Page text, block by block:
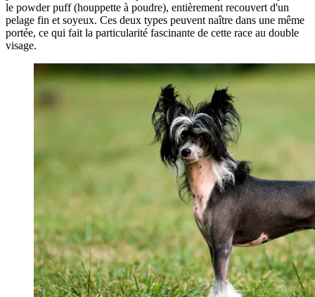
le powder puff (houppette à poudre), entièrement recouvert d'un
pelage fin et soyeux. Ces deux types peuvent naître dans une même
portée, ce qui fait la particularité fascinante de cette race au double
visage.